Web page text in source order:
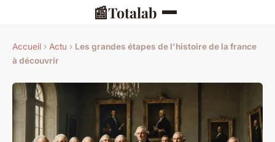
📰Totalab
Accueil › Actu › Les grandes étapes de l'histoire de la france
à découvrir